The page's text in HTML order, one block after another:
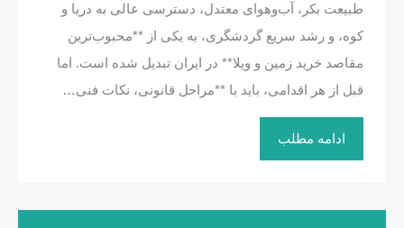
طبیعت بکر، آب‌و‌هوای معتدل، دسترسی عالی به دریا و
کوه، و رشد سریع گردشگری، به یکی از **محبوب‌ترین
مقاصد خرید زمین و ویلا** در ایران تبدیل شده است. اما
قبل از هر اقدامی، باید با **مراحل قانونی، نکات فنی…
ادامه مطلب